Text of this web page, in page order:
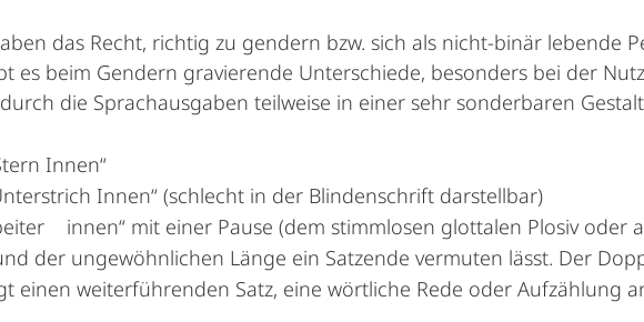
das Recht, richtig zu gendern bzw. sich als nicht-binär lebende
es beim Gendern gravierende Unterschiede, besonders bei der
die Sprachausgaben teilweise in einer sehr sonderbaren
Innen“
Innen“ (schlecht in der Blindenschrift darstellbar)
innen“ mit einer Pause (dem stimmlosen glottalen Plosiv oder
der ungewöhnlichen Länge ein Satzende vermuten lässt. Der
weiterführenden Satz, eine wörtliche Rede oder Aufzählung